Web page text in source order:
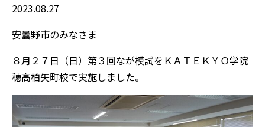
2023.08.27
安曇野市のみなさま
８月２７日（日）第３回なが模試をＫＡＴＥＫＹＯ学院
穂高柏矢町校で実施しました。